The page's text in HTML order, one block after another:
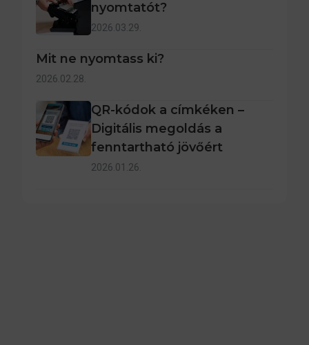
nyomtatót?
2026.03.29.
Mit ne nyomtass ki?
2026.02.28.
QR-kódok a címkéken –
Digitális megoldás a
fenntartható jövőért
2026.01.26.